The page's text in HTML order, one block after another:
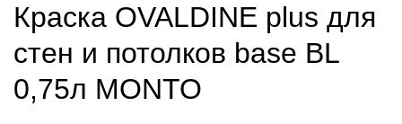
Краска OVALDINE plus для
стен и потолков base BL
0,75л MONTO